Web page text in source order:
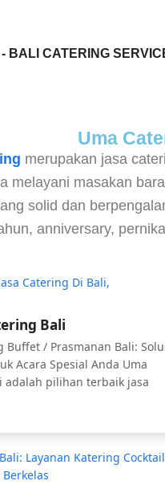
BALI CATERING
Uma
merupakan jasa
melayani masakan
solid dan
anniversary,
Bali
Buffet / Prasmanan Bali:
Acara Spesial Anda Uma
adalah pilihan terbaik jasa